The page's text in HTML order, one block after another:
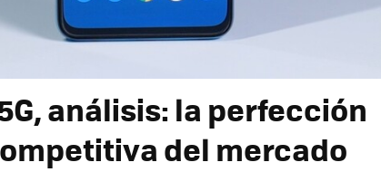
análisis: la perfección
del mercado